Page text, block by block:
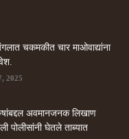
चकमकीत चार माओवाद्यांना
2025
अवमानजनक लिखाण
पोलीसांनी घेतले ताब्यात